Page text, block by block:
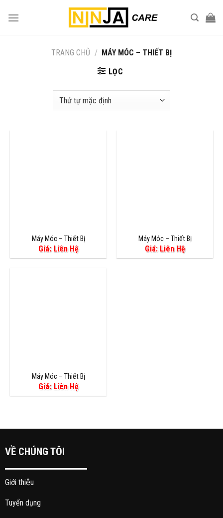
TRANG CHỦ / MÁY MÓC – THIẾT BỊ
LỌC
Máy Móc – Thiết Bị
Giá: Liên Hệ
Máy Móc – Thiết Bị
Giá: Liên Hệ
Máy Móc – Thiết Bị
Giá: Liên Hệ
VỀ CHÚNG TÔI
Giới thiệu
Tuyển dụng